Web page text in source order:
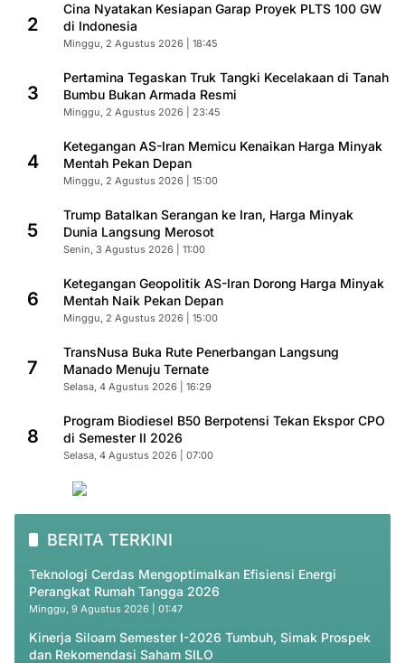
2
Cina Nyatakan Kesiapan Garap Proyek PLTS 100 GW
di Indonesia
Minggu, 2 Agustus 2026 | 18:45
3
Pertamina Tegaskan Truk Tangki Kecelakaan di Tanah
Bumbu Bukan Armada Resmi
Minggu, 2 Agustus 2026 | 23:45
4
Ketegangan AS-Iran Memicu Kenaikan Harga Minyak
Mentah Pekan Depan
Minggu, 2 Agustus 2026 | 15:00
5
Trump Batalkan Serangan ke Iran, Harga Minyak
Dunia Langsung Merosot
Senin, 3 Agustus 2026 | 11:00
6
Ketegangan Geopolitik AS-Iran Dorong Harga Minyak
Mentah Naik Pekan Depan
Minggu, 2 Agustus 2026 | 15:00
7
TransNusa Buka Rute Penerbangan Langsung
Manado Menuju Ternate
Selasa, 4 Agustus 2026 | 16:29
8
Program Biodiesel B50 Berpotensi Tekan Ekspor CPO
di Semester II 2026
Selasa, 4 Agustus 2026 | 07:00
BERITA TERKINI
Teknologi Cerdas Mengoptimalkan Efisiensi Energi
Perangkat Rumah Tangga 2026
Minggu, 9 Agustus 2026 | 01:47
Kinerja Siloam Semester I-2026 Tumbuh, Simak Prospek
dan Rekomendasi Saham SILO